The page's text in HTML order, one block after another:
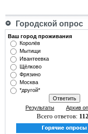
Городской опрос
Ваш город проживания
Королёв
Мытищи
Ивантеевка
Щёлково
Фрязино
Москва
*другой*
Результаты Архив
Всего ответов: